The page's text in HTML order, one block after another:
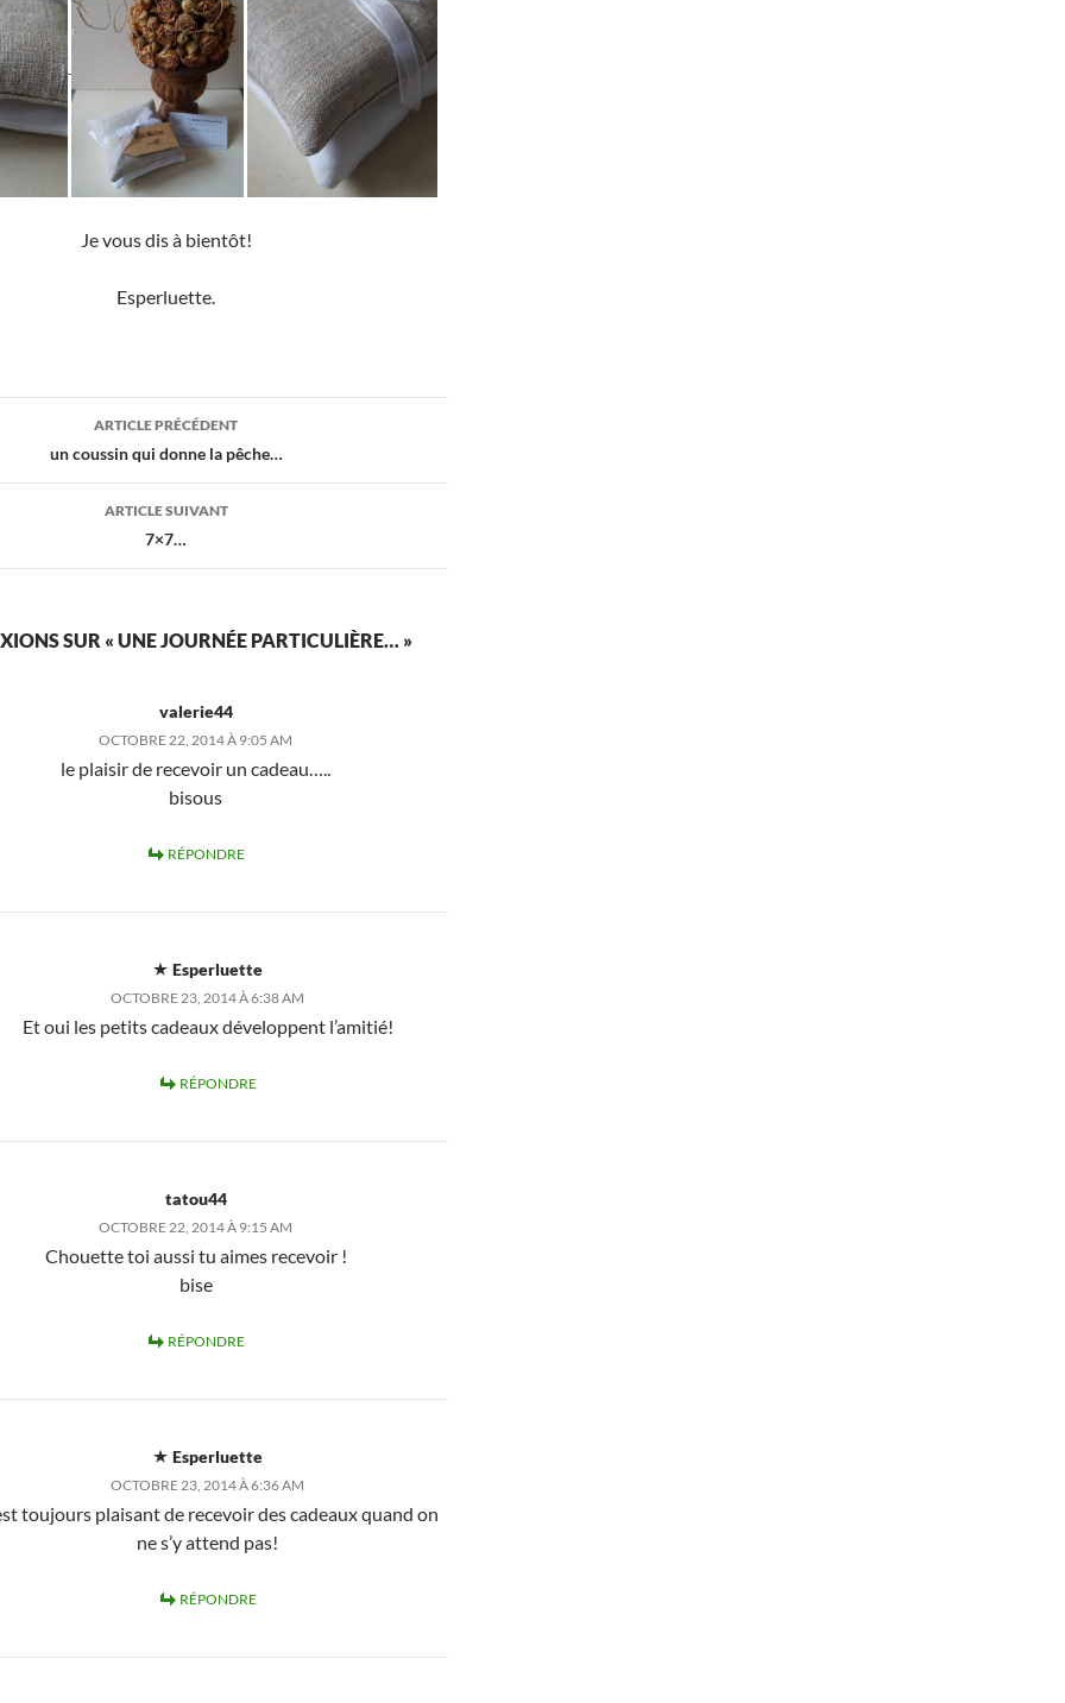
Je vous dis à bientôt!
Esperluette.
ARTICLE PRÉCÉDENT
un coussin qui donne la pêche…
ARTICLE SUIVANT
7×7…
SUR « UNE JOURNÉE PARTICULIÈRE… »
valerie44
OCTOBRE 22, 2014 À 9:05 AM
le plaisir de recevoir un cadeau…..
bisous
RÉPONDRE
Esperluette
OCTOBRE 23, 2014 À 6:38 AM
Et oui les petits cadeaux développent l’amitié!
RÉPONDRE
tatou44
OCTOBRE 22, 2014 À 9:15 AM
Chouette toi aussi tu aimes recevoir !
bise
RÉPONDRE
Esperluette
OCTOBRE 23, 2014 À 6:36 AM
toujours plaisant de recevoir des cadeaux quand on
ne s’y attend pas!
RÉPONDRE